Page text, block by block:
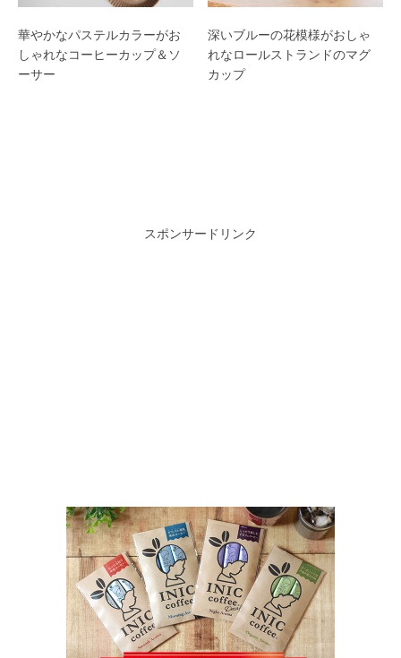
華やかなパステルカラーがお
しゃれなコーヒーカップ＆ソ
ーサー
深いブルーの花模様がおしゃ
れなロールストランドのマグ
カップ
スポンサードリンク